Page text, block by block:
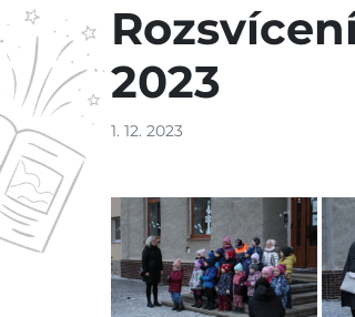
2023
1. 12. 2023